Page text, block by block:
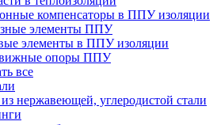
компенсаторы в ППУ изоляции
элементы ППУ
элементы в ППУ изоляции
опоры ППУ
все
нержавеющей, углеродистой стали